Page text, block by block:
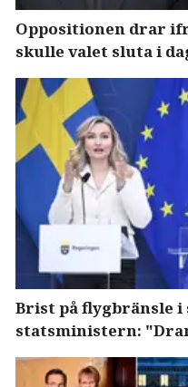
Oppositionen drar
skulle valet sluta i
Brist på flygbränsle i
statsministern: